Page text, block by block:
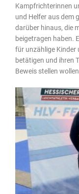
Kampfrichterinnen
und Helfer aus dem
darüber hinaus, die
beigetragen haben.
für unzählige Kinder
betätigen und ihren
Beweis stellen